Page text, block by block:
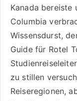
Kanada bereiste
Columbia
Wissensdurst,
Guide für Rotel
zu stillen
Reiseregionen,